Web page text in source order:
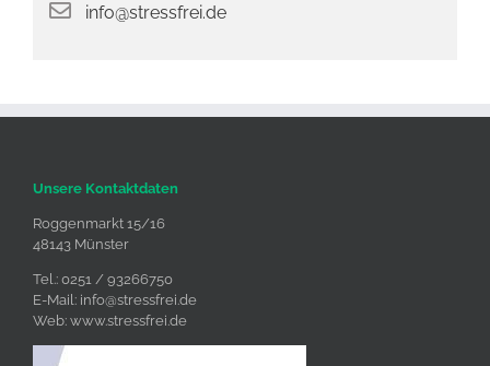
info@stressfrei.de
Unsere Kontaktdaten
Roggenmarkt 15/16
48143 Münster
Tel.: 0251 / 93266750
E-Mail: info@stressfrei.de
Web: www.stressfrei.de